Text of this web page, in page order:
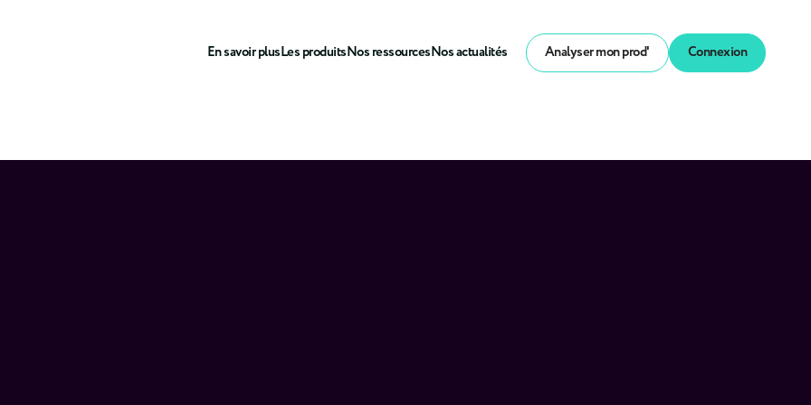
En savoir plusLes produitsNos ressourcesNos actualités Analyser mon prod' Connexion